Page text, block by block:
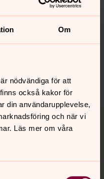
Om
nödvändiga för att
också kakor för
din användarupplevelse,
och när vi
Läs mer om våra
på sidans